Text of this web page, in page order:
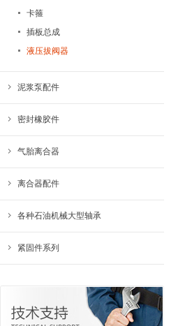
卡箍
插板总成
液压拔阀器
泥浆泵配件
密封橡胶件
气胎离合器
离合器配件
各种石油机械大型轴承
紧固件系列